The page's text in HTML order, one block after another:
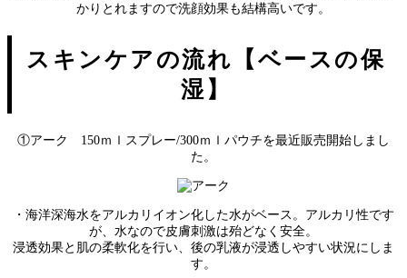
かりとれますので洗顔効果も結構高いです。
スキンケアの流れ【ベースの保
湿】
①アーク 150ｍｌスプレー/300ｍｌパウチを最近販売開始しまし
た。
・海洋深海水をアルカリイオン化した水がベース。アルカリ性です
が、水なので皮膚刺激は殆どなく安全。
浸透効果と肌の柔軟化を行い、後の乳液が浸透しやすい状況にしま
す。